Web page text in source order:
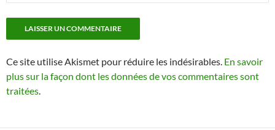
Ce site utilise Akismet pour réduire les indésirables. En savoir
plus sur la façon dont les données de vos commentaires sont
traitées